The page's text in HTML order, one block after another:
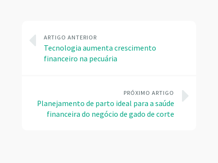
ARTIGO ANTERIOR
Tecnologia aumenta crescimento
financeiro na pecuária
PRÓXIMO ARTIGO
Planejamento de parto ideal para a saúde
financeira do negócio de gado de corte